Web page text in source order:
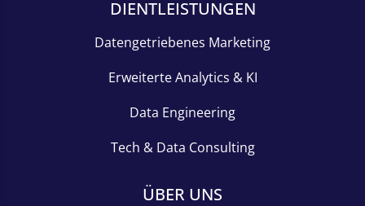
DIENTLEISTUNGEN
Datengetriebenes Marketing
Erweiterte Analytics & KI
Data Engineering
Tech & Data Consulting
ÜBER UNS